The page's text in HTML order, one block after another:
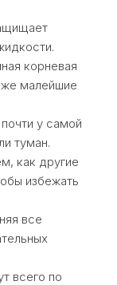
корневая
малейшие
у самой
туман.
как другие
избежать
все
всего по